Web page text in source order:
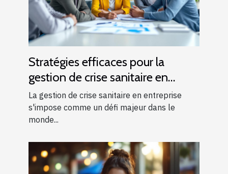
Stratégies efficaces pour la
gestion de crise sanitaire en
entreprise
La gestion de crise sanitaire en entreprise
s'impose comme un défi majeur dans le
monde...